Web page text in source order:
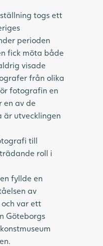
togs ett
perioden
fick möta både
visade
från olika
fotografin en
en av de
är utvecklingen
till
roll i
fyllde en
av
var ett
Göteborgs